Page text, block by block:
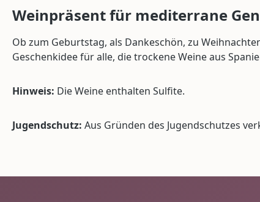
Weinpräsent für mediterrane
Ob zum Geburtstag, als Dankeschön, zu
Geschenkidee für alle, die trockene Weine aus
Hinweis: Die Weine enthalten Sulfite.
Jugendschutz: Aus Gründen des Jugendschutzes